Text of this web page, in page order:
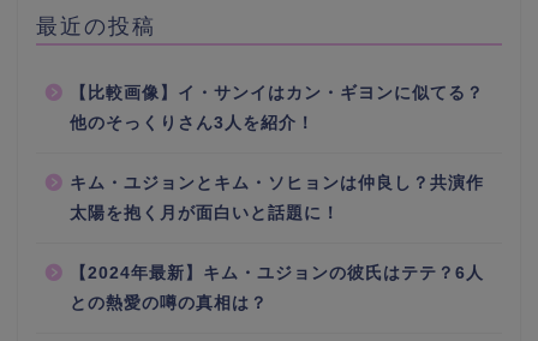
最近の投稿
【比較画像】イ・サンイはカン・ギヨンに似てる？
他のそっくりさん3人を紹介！
キム・ユジョンとキム・ソヒョンは仲良し？共演作
太陽を抱く月が面白いと話題に！
【2024年最新】キム・ユジョンの彼氏はテテ？6人
との熱愛の噂の真相は？